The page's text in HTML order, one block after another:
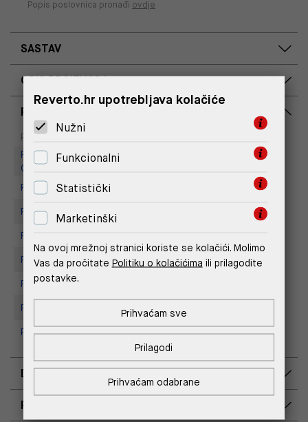
Popis poslovnica pronađi ovdje
SASTAV
OPIS PROIZVODA
RASPOLOŽIVOST PO POSLOVNICAMA
Poslovnica
Replay Outlet Store, Designer
Outlet Croatia
Replay store, Arena centar
Replay Store, City Center One
Replay Store, Joker Centar
Replay Store, Mall of Split
Replay store, Tower Centar
Replay Store, Supernova Zadar
Replay Outlet Store, Split
DOSTAVA
POVRAT I ZAMJENA
Reverto.hr upotrebljava kolačiće
Nužni
Funkcionalni
Statistički
Marketinški
Na ovoj mrežnoj stranici koriste se kolačići. Molimo
Vas da pročitate Politiku o kolačićima ili prilagodite
postavke.
Prihvaćam odabrane
Prilagodi
Prihvaćam sve